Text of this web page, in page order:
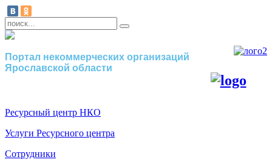
Портал некоммерческих организаций
Ярославской области
Ресурсный центр НКО
Услуги Ресурсного центра
Сотрудники